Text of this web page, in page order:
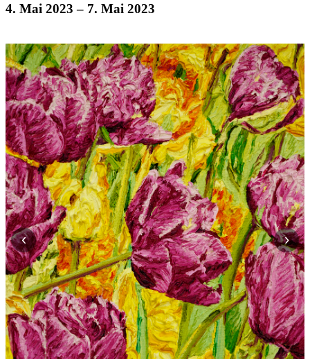
4. Mai 2023 – 7. Mai 2023
‹ ›